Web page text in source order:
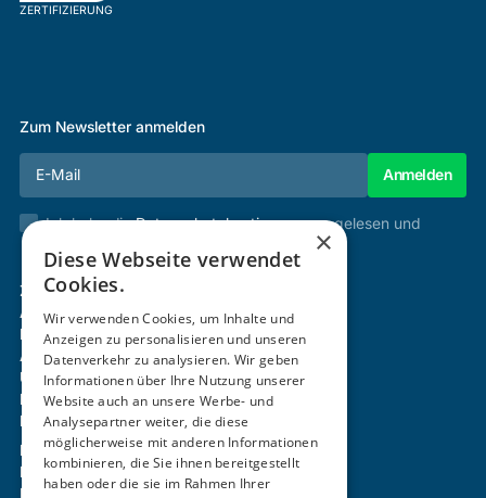
ZERTIFIZIERUNG
Zum Newsletter anmelden
Ich habe dieDatenschutzbestimmungengelesen und
Zertifizierung & Verifikation
Akademie
Mitgliedschaft
Aktivitäten
Über uns
Login
Kontakt
Impressum
Datenschutz
Barrierefreiheitserklärung
×
Diese Webseite verwendet
Cookies.
Wir verwenden Cookies, um Inhalte und
Anzeigen zu personalisieren und unseren
Datenverkehr zu analysieren. Wir geben
Informationen über Ihre Nutzung unserer
Website auch an unsere Werbe- und
Analysepartner weiter, die diese
möglicherweise mit anderen Informationen
kombinieren, die Sie ihnen bereitgestellt
haben oder die sie im Rahmen Ihrer